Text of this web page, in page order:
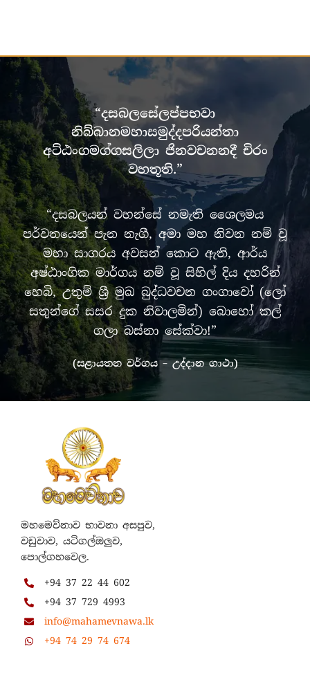
“දසබලසේලප්පභවා
නිබ්බානමහාසමුද්දපරියන්තා
අට්ඨංගමග්ගසලිලා ජිනවචනනදී චිරං
වහතූති.”
“දසබලයන් වහන්සේ නමැති ශෛලමය
පර්වතයෙන් පැන නැගී, අමා මහ නිවන නම් වූ
මහා සාගරය අවසන් කොට ඇති, ආර්ය
අෂ්ඨාංගික මාර්ගය නම් වූ සිහිල් දිය දහරින්
හෙබි, උතුම් ශ්‍රී මුඛ බුද්ධවචන ගංගාවෝ (ලෝ
සතුන්ගේ සසර දුක නිවාලමින්) බොහෝ කල්
ගලා බස්නා සේක්වා!”
(සළායතන වර්ගය – උද්දාන ගාථා)
මහමෙව්නාව භාවනා අසපුව,
වඩුවාව, යටිගල්ඔලුව,
පොල්ගහවෙල.
+94 37 22 44 602
+94 37 729 4993
info@mahamevnawa.lk
+94 74 29 74 674